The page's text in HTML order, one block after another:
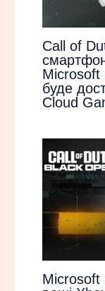
Call of
Microsoft
буде
Cloud
Microsoft